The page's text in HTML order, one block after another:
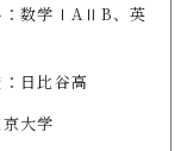
：数学ⅠAⅡB、英
日比谷高
大学